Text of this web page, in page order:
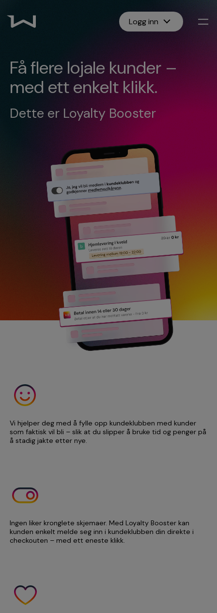
Logg inn
Få flere lojale kunder –
med ett enkelt klikk.
Dette er Loyalty Booster
Vi hjelper deg med å fylle opp kundeklubben med kunder
som faktisk vil bli – slik at du slipper å bruke tid og penger på
å stadig jakte etter nye.
Ingen liker kronglete skjemaer. Med Loyalty Booster kan
kunden enkelt melde seg inn i kundeklubben din direkte i
checkouten – med ett eneste klikk.